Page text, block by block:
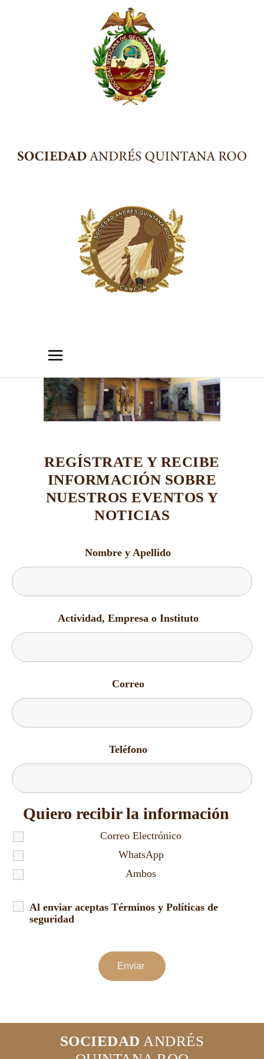
REGÍSTRATE Y RECIBE
INFORMACIÓN SOBRE
NUESTROS EVENTOS Y
NOTICIAS
Nombre y Apellido
Actividad, Empresa o Instituto
Correo
Teléfono
Quiero recibir la información
Correo Electrónico
WhatsApp
Ambos
Al enviar aceptas Términos y Políticas de
seguridad
SOCIEDAD ANDRÉS